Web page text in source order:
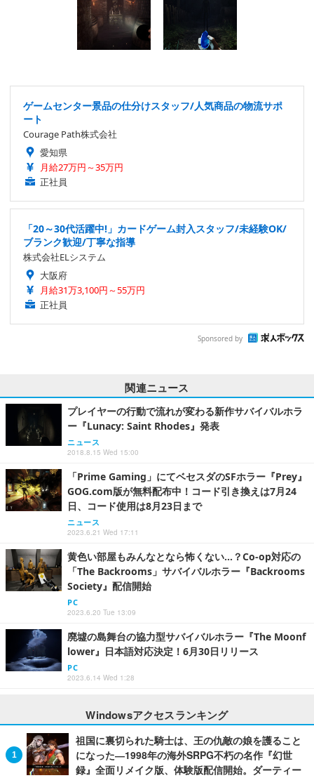
ゲームセンター景品の仕分けスタッフ/人気商品の物流サポ
ート
Courage Path株式会社
愛知県
月給27万円～35万円
正社員
「20～30代活躍中!」カードゲーム封入スタッフ/未経験OK/
ブランク歓迎/丁寧な指導
株式会社ELシステム
大阪府
月給31万3,100円～55万円
正社員
Sponsored by
関連ニュース
プレイヤーの行動で流れが変わる新作サバイバルホラ
ー『Lunacy: Saint Rhodes』発表
ニュース
2018.8.15 Wed 15:00
「Prime Gaming」にてベセスダのSFホラー『Prey』
GOG.com版が無料配布中！コード引き換えは7月24
日、コード使用は8月23日まで
ニュース
2023.6.21 Wed 17:11
黄色い部屋もみんなとなら怖くない…？Co-op対応の
「The Backrooms」サバイバルホラー『Backrooms
Society』配信開始
PC
2023.6.20 Tue 13:09
廃墟の島舞台の協力型サバイバルホラー『The Moonf
lower』日本語対応決定！6月30日リリース
PC
2023.6.14 Wed 1:28
Windowsアクセスランキング
祖国に裏切られた騎士は、王の仇敵の娘を護ること
になった―1998年の海外SRPG不朽の名作『幻世
録』全面リメイク版、体験版配信開始。ダーティー